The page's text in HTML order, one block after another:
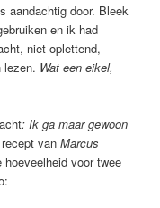
aandachtig door. Bleek
en ik had
niet oplettend,
lezen. Wat een eikel,
: Ik ga maar gewoon
recept vanMarcus
voor twee